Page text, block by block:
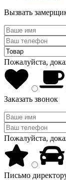
Вызвать
Пожалуйста,
Заказать звонок
Пожалуйста,
Письмо